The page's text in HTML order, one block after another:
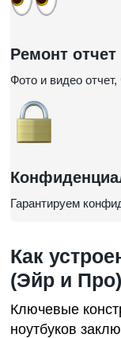
Ремонт отчет
Фото и видео
Гарантируем
Как
(Эйр и
Ключевые
ноутбуков